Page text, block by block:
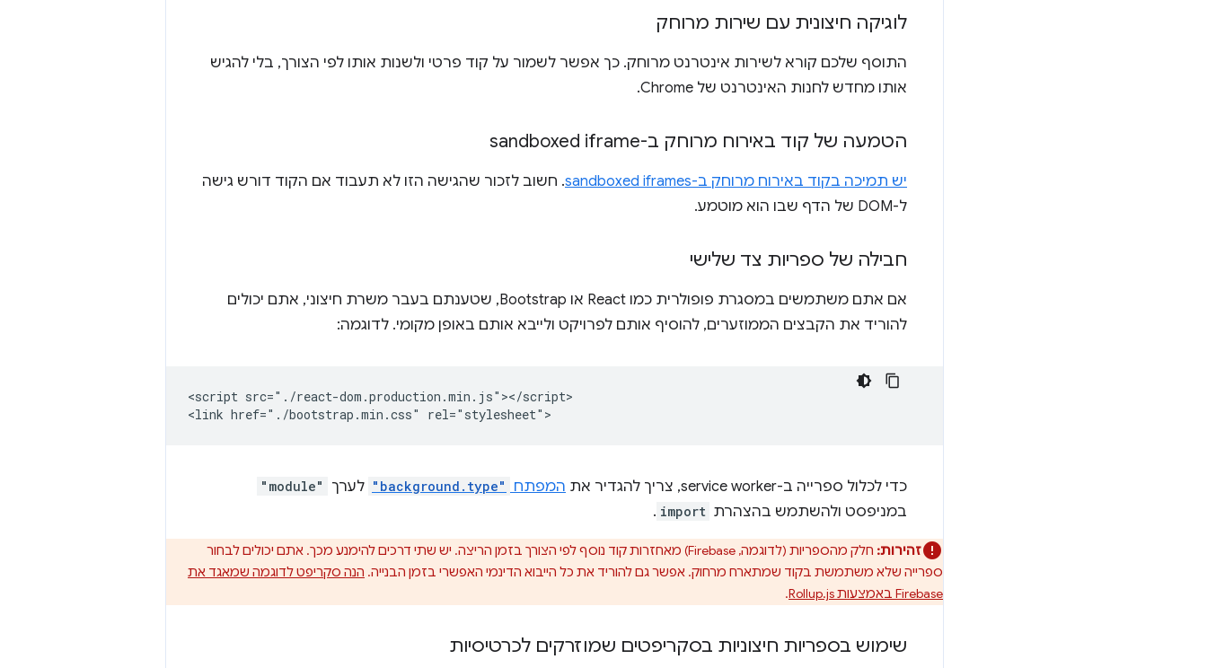
לוגיקה חיצונית עם שירות מרוחק
התוסף שלכם קורא לשירות אינטרנט מרוחק. כך אפשר לשמור על קוד פרטי ולשנות אותו לפי הצורך, בלי להגיש
אותו מחדש לחנות האינטרנט של Chrome.
הטמעה של קוד באירוח מרוחק ב-sandboxed iframe
יש תמיכה בקוד באירוח מרוחק ב-sandboxed iframes
. חשוב לזכור שהגישה הזו לא תעבוד אם הקוד דורש גישה
ל-DOM של הדף שבו הוא מוטמע.
חבילה של ספריות צד שלישי
אם אתם משתמשים במסגרת פופולרית כמו React או Bootstrap, שטענתם בעבר משרת חיצוני, אתם יכולים
להוריד את הקבצים הממוזערים, להוסיף אותם לפרויקט ולייבא אותם באופן מקומי. לדוגמה:
<script src="./react-dom.production.min.js"></script>
כדי לכלול ספרייה ב-service worker, צריך להגדיר את המפתח "background.type" לערך "module"
במניפסט ולהשתמש בהצהרת import
.
זהירות:
חלק מהספריות (לדוגמה, Firebase) מאחזרות קוד נוסף לפי הצורך בזמן הריצה. יש שתי דרכים להימנע מכך. אתם יכולים לבחור
ספרייה שלא משתמשת בקוד שמתארח מרחוק. אפשר גם להוריד את כל הייבוא הדינמי האפשרי בזמן הבנייה. הנה סקריפט לדוגמה שמאגד את
Firebase באמצעות Rollup.js
.
שימוש בספריות חיצוניות בסקריפטים שמוזרקים לכרטיסיות